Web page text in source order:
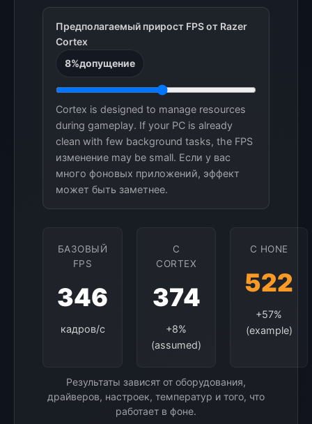
Предполагаемый прирост FPS от Razer
Cortex
8%допущение
Cortex is designed to manage resources
during gameplay. If your PC is already
clean with few background tasks, the FPS
изменение may be small. Если у вас
много фоновых приложений, эффект
может быть заметнее.
БАЗОВЫЙ
FPS
346
кадров/с
С
CORTEX
374
+8%
(assumed)
С HONE
522
+57%
(example)
Результаты зависят от оборудования,
драйверов, настроек, температур и того, что
работает в фоне.